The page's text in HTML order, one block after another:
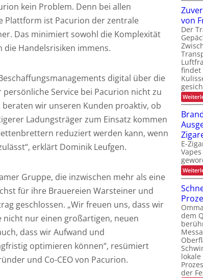
kein Problem. Denn bei allen
Plattform ist Pacurion der zentrale
Das minimiert sowohl die Komplexität
die Handelsrisiken immens.
digital über die
Service bei Pacurion nicht zu
beraten wir unseren Kunden proaktiv, ob
Ladungsträger zum Einsatz kommen
reduziert werden kann, wenn
erklärt Dominik Leufgen.
Gruppe, die inzwischen mehr als eine
für ihre Brauereien Warsteiner und
geschlossen. „Wir freuen uns, dass wir
nicht nur einen großartigen, neuen
dass wir Aufwand und
optimieren können“, resümiert
und Co-CEO von Pacurion.
von
Der
findet
E-
dem
lokale
der